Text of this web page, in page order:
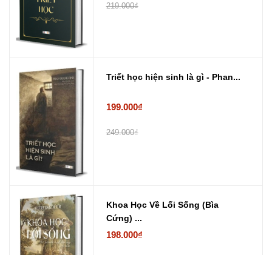
219.000₫
Triết học hiện sinh là gì - Phan...
199.000₫
249.000₫
Khoa Học Về Lối Sống (Bìa
Cứng) ...
198.000₫